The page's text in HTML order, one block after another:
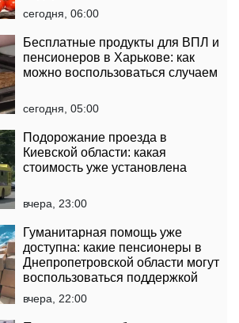
сегодня, 06:00
Бесплатные продукты для ВПЛ и
пенсионеров в Харькове: как
можно воспользоваться случаем
сегодня, 05:00
Подорожание проезда в
Киевской области: какая
стоимость уже установлена
вчера, 23:00
Гуманитарная помощь уже
доступна: какие пенсионеры в
Днепропетровской области могут
воспользоваться поддержкой
вчера, 22:00